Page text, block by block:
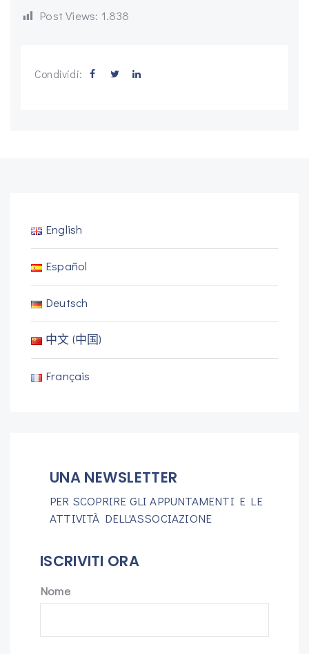
Post Views: 1.838
Condividi:
English
Español
Deutsch
中文 (中国)
Français
UNA NEWSLETTER
PER SCOPRIRE GLI APPUNTAMENTI E LE
ATTIVITÀ DELL'ASSOCIAZIONE
ISCRIVITI ORA
Nome